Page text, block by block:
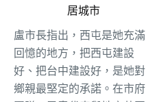
居城市
盧市長指出，西屯是她充滿
回憶的地方，把西屯建設
好、把台中建設好，是她對
鄉親最堅定的承諾。在市府